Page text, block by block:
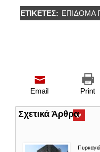
ΕΤΙΚΈΤΕΣ: ΕΠΙΔΟΜΑ
Print
Email
Σχετικά Άρθρα